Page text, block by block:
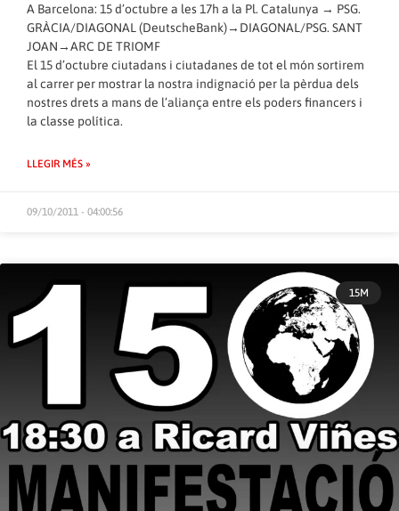
A Barcelona: 15 d’octubre a les 17h a la Pl. Catalunya → PSG.
GRÀCIA/DIAGONAL (DeutscheBank)→DIAGONAL/PSG. SANT
JOAN→ARC DE TRIOMF
El 15 d’octubre ciutadans i ciutadanes de tot el món sortirem
al carrer per mostrar la nostra indignació per la pèrdua dels
nostres drets a mans de l’aliança entre els poders financers i
la classe política.
LLEGIR MÉS »
09/10/2011 - 04:00:56
15M